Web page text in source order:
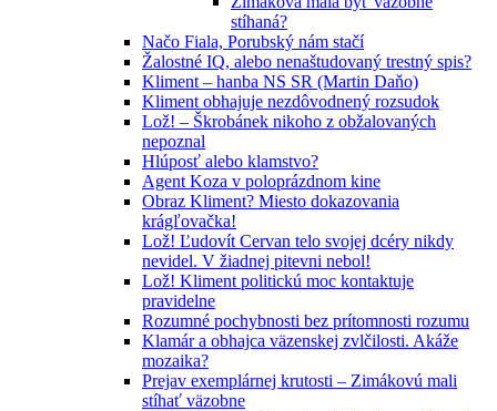
stíhaná?
Načo Fiala, Porubský nám stačí
Žalostné IQ, alebo nenaštudovaný trestný spis?
Kliment – hanba NS SR (Martin Daňo)
Kliment obhajuje nezdôvodnený rozsudok
Lož! – Škrobánek nikoho z obžalovaných
nepoznal
Hlúposť alebo klamstvo?
Agent Koza v poloprázdnom kine
Obraz Kliment? Miesto dokazovania
krágľovačka!
Lož! Ľudovít Cervan telo svojej dcéry nikdy
nevidel. V žiadnej pitevni nebol!
Lož! Kliment politickú moc kontaktuje
pravidelne
Rozumné pochybnosti bez prítomnosti rozumu
Klamár a obhajca väzenskej zvlčilosti. Akáže
mozaika?
Prejav exemplárnej krutosti – Zimákovú mali
stíhať väzobne